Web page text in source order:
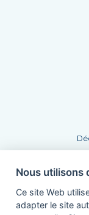
Agent
de
3000
TVA BE
Nous utilisons
Ce site Web
adapter le site